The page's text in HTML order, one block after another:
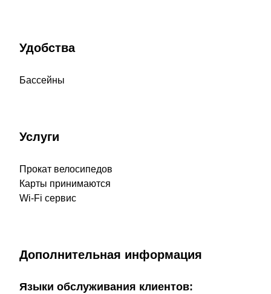
Удобства
Бассейны
Услуги
Прокат велосипедов
Карты принимаются
Wi-Fi сервис
Дополнительная информация
Языки обслуживания клиентов: